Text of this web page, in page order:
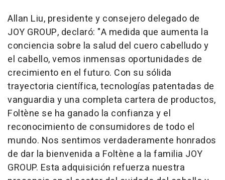
Allan Liu, presidente y consejero delegado de
JOY GROUP, declaró: "A medida que aumenta la
conciencia sobre la salud del cuero cabelludo y
el cabello, vemos inmensas oportunidades de
crecimiento en el futuro. Con su sólida
trayectoria científica, tecnologías patentadas de
vanguardia y una completa cartera de productos,
Foltène se ha ganado la confianza y el
reconocimiento de consumidores de todo el
mundo. Nos sentimos verdaderamente honrados
de dar la bienvenida a Foltène a la familia JOY
GROUP. Esta adquisición refuerza nuestra